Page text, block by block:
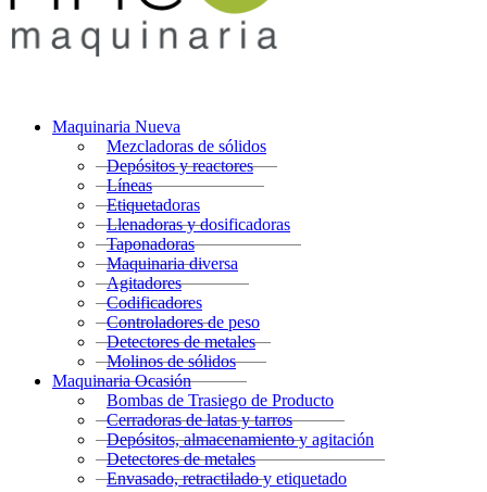
Maquinaria Nueva
Mezcladoras de sólidos
Depósitos y reactores
Líneas
Etiquetadoras
Llenadoras y dosificadoras
Taponadoras
Maquinaria diversa
Agitadores
Codificadores
Controladores de peso
Detectores de metales
Molinos de sólidos
Maquinaria Ocasión
Bombas de Trasiego de Producto
Cerradoras de latas y tarros
Depósitos, almacenamiento y agitación
Detectores de metales
Envasado, retractilado y etiquetado